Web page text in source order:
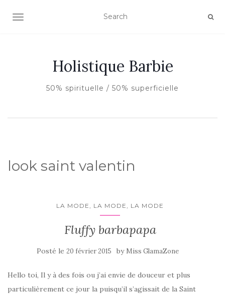
AFFICHER/MASQUER LA NAVIGATION
Holistique Barbie
50% spirituelle / 50% superficielle
look saint valentin
LA MODE, LA MODE, LA MODE
Fluffy barbapapa
Posté le 20 février 2015 by Miss GlamaZone
Hello toi, Il y à des fois ou j’ai envie de douceur et plus
particulièrement ce jour la puisqu’il s’agissait de la Saint